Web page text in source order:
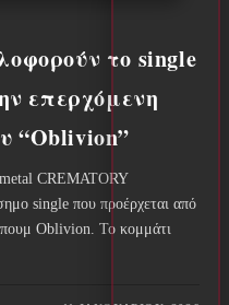
το single
επερχόμενη
“Oblivion”
CREMATORY
single που προέρχεται από
Oblivion. Το κομμάτι